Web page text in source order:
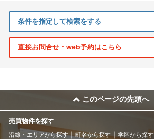
条件を指定して検索をする
直接お問合せ・web予約はこちら
このページの先頭へ
売買物件を探す
沿線・エリアから探す 町名から探す 学区から探す